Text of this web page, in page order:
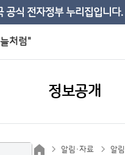
공식 전자정부 누리집입니다.
처럼"
정보공개
알림·자료 알림